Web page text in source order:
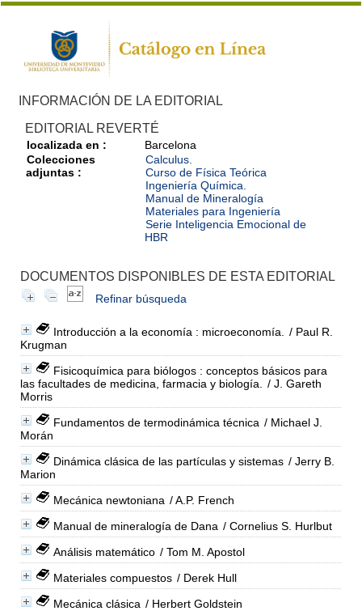
INFORMACIÓN DE LA EDITORIAL
EDITORIAL REVERTÉ
localizada en :
Barcelona
Colecciones
adjuntas :
Calculus.
Curso de Física Teórica
Ingeniería Química.
Manual de Mineralogía
Materiales para Ingeniería
Serie Inteligencia Emocional de
HBR
DOCUMENTOS DISPONIBLES DE ESTA EDITORIAL
Refinar búsqueda
Introducción a la economía : microeconomía.
/ Paul R.
Krugman
Fisicoquímica para biólogos : conceptos básicos para
las facultades de medicina, farmacia y biología.
/ J. Gareth
Morris
Fundamentos de termodinámica técnica / Michael J.
Morán
Dinámica clásica de las partículas y sistemas / Jerry B.
Marion
Mecánica newtoniana / A.P. French
Manual de mineralogía de Dana / Cornelius S. Hurlbut
Análisis matemático / Tom M. Apostol
Materiales compuestos / Derek Hull
Mecánica clásica / Herbert Goldstein